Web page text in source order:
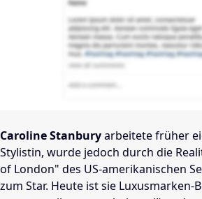
Caroline Stanburyarbeitete früher
Stylistin, wurde jedoch durch die
of London" des US-amerikanischen
zum Star. Heute ist sie Luxusmarken-